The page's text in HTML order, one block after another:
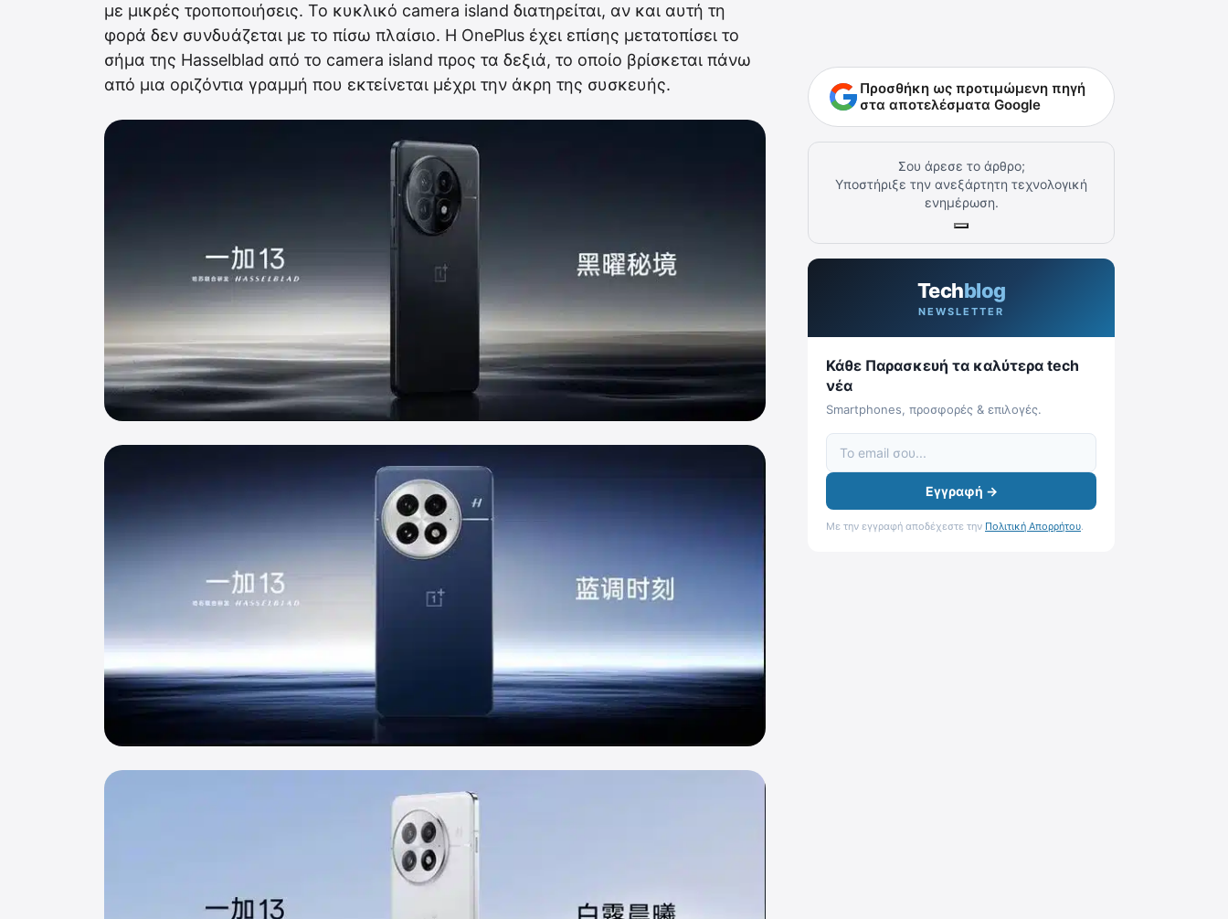
με μικρές τροποποιήσεις. Το κυκλικό camera island διατηρείται, αν και αυτή τη
φορά δεν συνδυάζεται με το πίσω πλαίσιο. Η OnePlus έχει επίσης μετατοπίσει το
σήμα της Hasselblad από το camera island προς τα δεξιά, το οποίο βρίσκεται πάνω
από μια οριζόντια γραμμή που εκτείνεται μέχρι την άκρη της συσκευής.
Προσθήκη ως προτιμώμενη πηγή
στα αποτελέσματα Google
Σου άρεσε το άρθρο;
Υποστήριξε την ανεξάρτητη τεχνολογική
ενημέρωση.
Techblog
NEWSLETTER
Κάθε Παρασκευή τα καλύτερα tech
νέα
Smartphones, προσφορές & επιλογές.
Εγγραφή →
Με την εγγραφή αποδέχεστε την Πολιτική Απορρήτου.